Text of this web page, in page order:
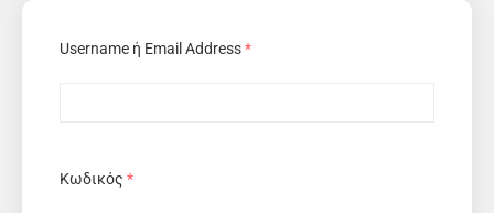
Username ή Email Address*
Κωδικός*